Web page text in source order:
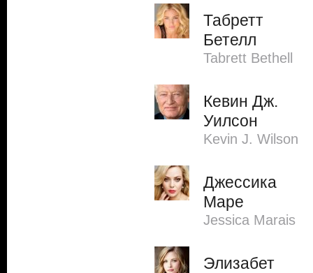
Табретт
Бетелл
Tabrett Bethell
Кевин Дж.
Уилсон
Kevin J. Wilson
Джессика
Маре
Jessica Marais
Элизабет